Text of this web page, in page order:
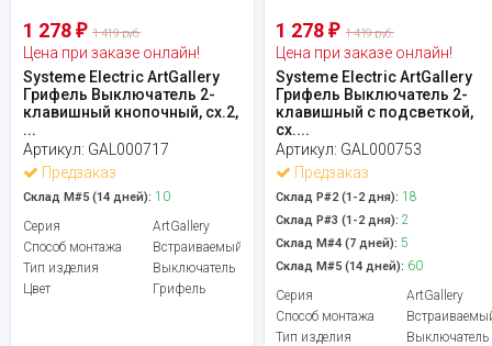
1 278 ₽ 1 419 руб.
Цена при заказе онлайн!
Systeme Electric ArtGallery
Грифель Выключатель 2-
клавишный кнопочный, сх.2,
...
Артикул: GAL000717
Предзаказ
Склад М#5 (14 дней): 10
Серия
ArtGallery
Способ монтажа
Встраиваемый
Тип изделия
Выключатель
Цвет
Грифель
1 278₽ 1 419 руб.
Цена при заказе онлайн!
Systeme Electric ArtGallery
Грифель Выключатель 2-
клавишный с подсветкой,
сх....
Артикул: GAL000753
Предзаказ
Склад Р#2 (1-2 дня): 18
Склад Р#3 (1-2 дня): 2
Склад М#4 (7 дней): 5
Склад М#5 (14 дней): 60
Серия
ArtGallery
Способ монтажа
Тип изделия
Выключатель